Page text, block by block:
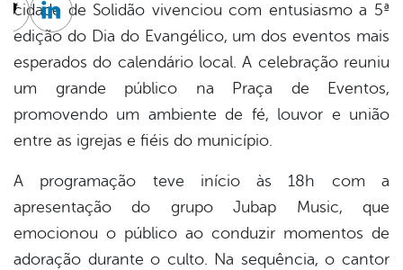
cidade de Solidão vivenciou com entusiasmo a 5ª
edição do Dia do Evangélico, um dos eventos mais
esperados do calendário local. A celebração reuniu
um grande público na Praça de Eventos,
promovendo um ambiente de fé, louvor e união
entre as igrejas e fiéis do município.
A programação teve início às 18h com a
apresentação do grupo Jubap Music, que
emocionou o público ao conduzir momentos de
adoração durante o culto. Na sequência, o cantor
TwitterLinkedin